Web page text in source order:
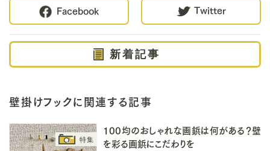
Facebook Twitter
新着記事
壁掛けフックに関連する記事
100均のおしゃれな画鋲は何がある？壁
を彩る画鋲にこだわりを